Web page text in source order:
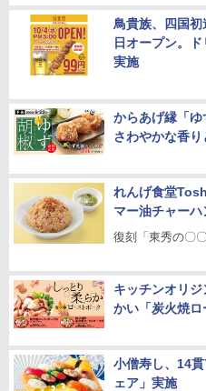
鳥貴族、四国
日オープン。
実施
からあげ縁「
さわやかな香
れんげ食堂
マー油チャーハ
復刻「東秀の〇
キッチンオリ
かい「炭火焼
小僧寿し、14
ェア」実施